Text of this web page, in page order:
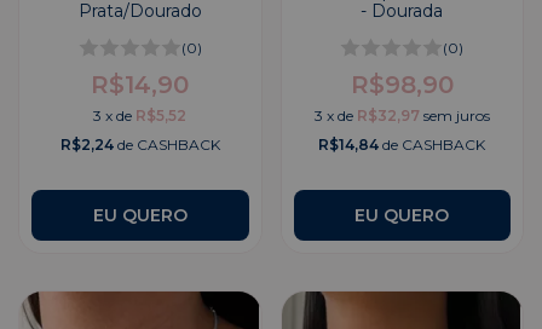
Prata/Dourado
(0)
R$14,90
3 xde R$5,52
R$2,24de CASHBACK
EU QUERO
- Dourada
(0)
R$98,90
3 x de R$32,97 sem juros
R$14,84 de CASHBACK